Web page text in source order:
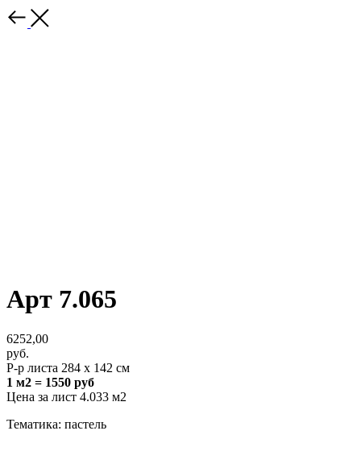
Арт 7.065
6252,00
руб.
Р-р листа 284 х 142 см
1 м2 = 1550 руб
Цена за лист 4.033 м2
Тематика: пастель